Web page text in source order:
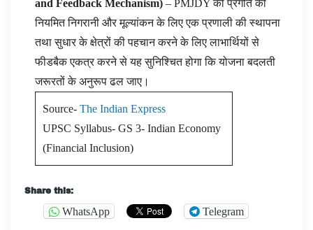
and Feedback Mechanism) – PMJDY की प्रगति की
नियमित निगरानी और मूल्यांकन के लिए एक प्रणाली की स्थापना
तथा सुधार के क्षेत्रों की पहचान करने के लिए लाभार्थियों से
फीडबैक एकत्र करने से यह सुनिश्चित होगा कि योजना बदलती
जरूरतों के अनुरूप ढल जाए।
Source- The Indian Express
UPSC Syllabus- GS 3- Indian Economy
(Financial Inclusion)
Share this:
WhatsApp Telegram